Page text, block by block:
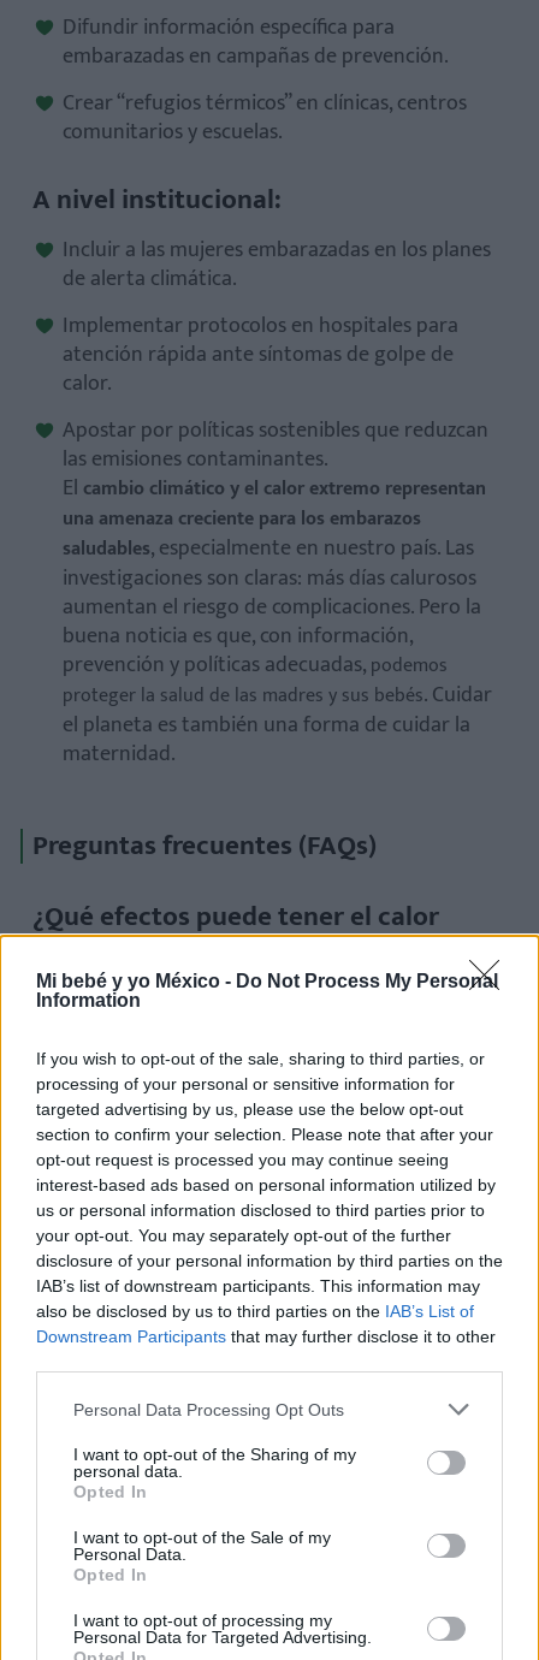
Mi bebé y yo México - Do Not Process My Personal
Information
If you wish to opt-out of the sale, sharing to third parties, or
processing of your personal or sensitive information for
targeted advertising by us, please use the below opt-out
section to confirm your selection. Please note that after your
opt-out request is processed you may continue seeing
interest-based ads based on personal information utilized by
us or personal information disclosed to third parties prior to
your opt-out. You may separately opt-out of the further
disclosure of your personal information by third parties on the
IAB’s list of downstream participants. This information may
also be disclosed by us to third parties on the IAB’s List of
Downstream Participants that may further disclose it to other
Personal Data Processing Opt Outs
I want to opt-out of the Sharing of my
personal data.
Opted In
I want to opt-out of the Sale of my
Personal Data.
Opted In
I want to opt-out of processing my
Personal Data for Targeted Advertising.
Difundir información específica para
embarazadas en campañas de prevención.
Crear “refugios térmicos” en clínicas, centros
comunitarios y escuelas.
A nivel institucional:
Incluir a las mujeres embarazadas en los planes
de alerta climática.
Implementar protocolos en hospitales para
atención rápida ante síntomas de golpe de
calor.
Apostar por políticas sostenibles que reduzcan
las emisiones contaminantes.
El cambio climático y el calor extremo representan
una amenaza creciente para los embarazos
saludables, especialmente en nuestro país. Las
investigaciones son claras: más días calurosos
aumentan el riesgo de complicaciones. Pero la
buena noticia es que, con información,
prevención y políticas adecuadas,podemos
proteger la salud de las madres y sus bebés. Cuidar
el planeta es también una forma de cuidar la
maternidad.
Preguntas frecuentes (FAQs)
¿Qué efectos puede tener el calor
extremo en el feto?
El calor extremo puede afectar el desarrollo del
prematuro o bajo peso al nacer.
¿En qué trimestre del embarazo es más
riesgoso el calor?
Todos los trimestres son vulnerables, peroel
segundo y tercer trimestrepresentan mayores
riesgos relacionados con hipertensión, estrés
térmico y complicaciones en el parto.
¿Cómo saber si el calor está afectando
Si notas síntomas como mareo, palpitaciones, dolor
de inmediato al médico.